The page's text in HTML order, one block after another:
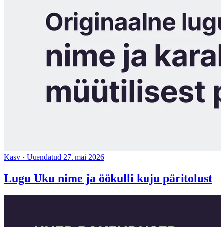
Kasv · Uuendatud 27. mai 2026
Lugu Uku nime ja öökulli kuju päritolust